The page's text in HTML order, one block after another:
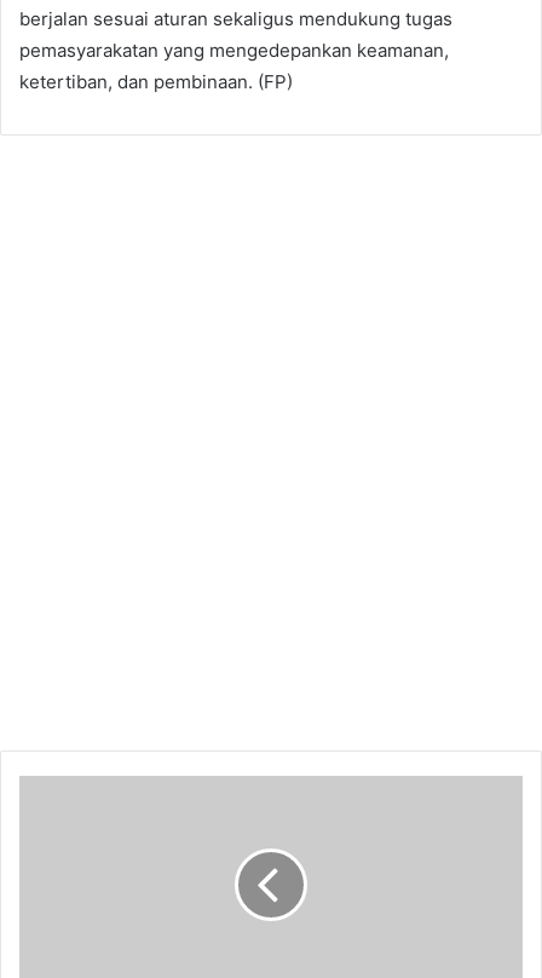
berjalan sesuai aturan sekaligus mendukung tugas
pemasyarakatan yang mengedepankan keamanan,
ketertiban, dan pembinaan. (FP)